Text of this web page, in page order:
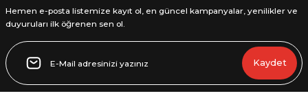
Gönder
Hemen e-posta listemize kayıt ol, en güncel kampanyalar, yenilikler ve
duyuruları ilk öğrenen sen ol.
Kaydet